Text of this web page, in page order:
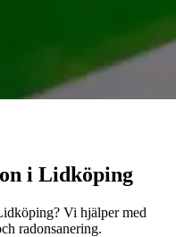
i Lidköping
Vi hjälper med
radonsanering.